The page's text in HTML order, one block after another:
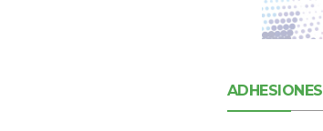
ADHESIONES